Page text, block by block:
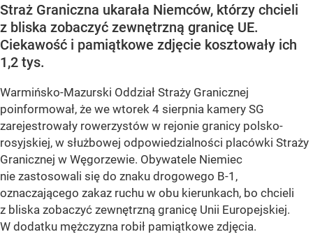
Straż Graniczna ukarała Niemców, którzy chcieli
z bliska zobaczyć zewnętrzną granicę UE.
Ciekawość i pamiątkowe zdjęcie kosztowały ich
1,2 tys.
Warmińsko-Mazurski Oddział Straży Granicznej
poinformował, że we wtorek 4 sierpnia kamery SG
zarejestrowały rowerzystów w rejonie granicy polsko-
rosyjskiej, w służbowej odpowiedzialności placówki Straży
Granicznej w Węgorzewie. Obywatele Niemiec
nie zastosowali się do znaku drogowego B-1,
oznaczającego zakaz ruchu w obu kierunkach, bo chcieli
z bliska zobaczyć zewnętrzną granicę Unii Europejskiej.
W dodatku mężczyzna robił pamiątkowe zdjęcia.